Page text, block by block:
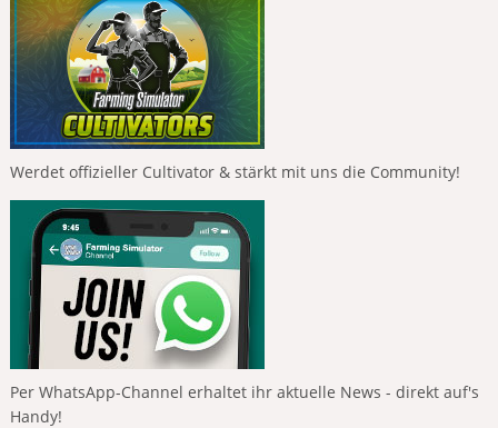
Werdet offizieller Cultivator & stärkt mit uns die Community!
Per WhatsApp-Channel erhaltet ihr aktuelle News - direkt auf's
Handy!